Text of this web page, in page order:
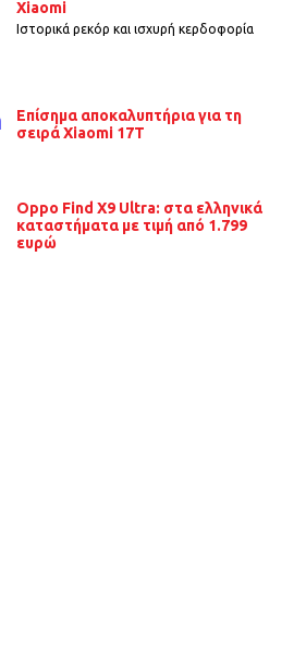
Xiaomi
Ιστορικά ρεκόρ και ισχυρή κερδοφορία
Επίσημα αποκαλυπτήρια για τη
σειρά Xiaomi 17T
Oppo Find X9 Ultra: στα ελληνικά
καταστήματα με τιμή από 1.799
ευρώ